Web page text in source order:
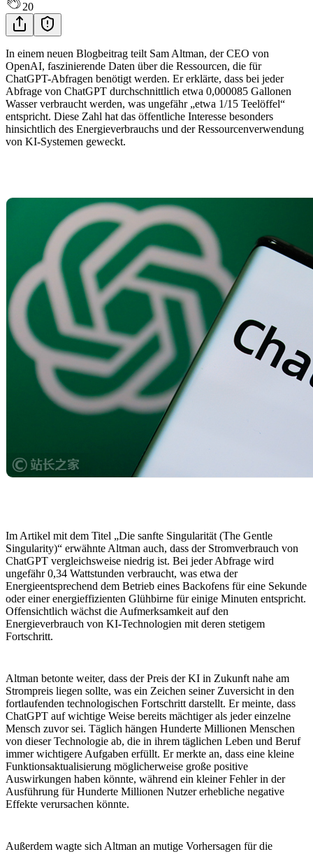
20
In einem neuen Blogbeitrag teilt Sam Altman, der CEO von
OpenAI, faszinierende Daten über die Ressourcen, die für
ChatGPT-Abfragen benötigt werden. Er erklärte, dass bei jeder
Abfrage von ChatGPT durchschnittlich etwa 0,000085 Gallonen
Wasser verbraucht werden, was ungefähr „etwa 1/15 Teelöffel“
entspricht. Diese Zahl hat das öffentliche Interesse besonders
hinsichtlich des Energieverbrauchs und der Ressourcenverwendung
von KI-Systemen geweckt.
Im Artikel mit dem Titel „Die sanfte Singularität (The Gentle
Singularity)“ erwähnte Altman auch, dass der Stromverbrauch von
ChatGPT vergleichsweise niedrig ist. Bei jeder Abfrage wird
ungefähr 0,34 Wattstunden verbraucht, was etwa der
Energieentsprechend dem Betrieb eines Backofens für eine Sekunde
oder einer energieffizienten Glühbirne für einige Minuten entspricht.
Offensichtlich wächst die Aufmerksamkeit auf den
Energieverbrauch von KI-Technologien mit deren stetigem
Fortschritt.
Altman betonte weiter, dass der Preis der KI in Zukunft nahe am
Strompreis liegen sollte, was ein Zeichen seiner Zuversicht in den
fortlaufenden technologischen Fortschritt darstellt. Er meinte, dass
ChatGPT auf wichtige Weise bereits mächtiger als jeder einzelne
Mensch zuvor sei. Täglich hängen Hunderte Millionen Menschen
von dieser Technologie ab, die in ihrem täglichen Leben und Beruf
immer wichtigere Aufgaben erfüllt. Er merkte an, dass eine kleine
Funktionsaktualisierung möglicherweise große positive
Auswirkungen haben könnte, während ein kleiner Fehler in der
Ausführung für Hunderte Millionen Nutzer erhebliche negative
Effekte verursachen könnte.
Außerdem wagte sich Altman an mutige Vorhersagen für die